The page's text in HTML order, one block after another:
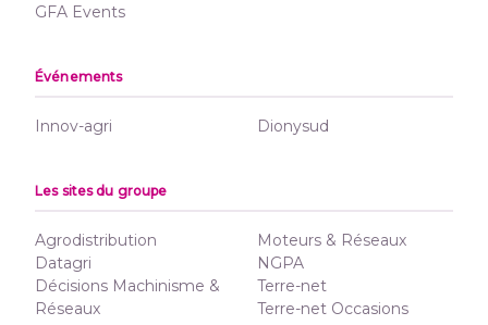
GFA Events
Événements
Innov-agri Dionysud
Les sites du groupe
Agrodistribution
Datagri
Décisions Machinisme &
Réseaux
Moteurs & Réseaux
NGPA
Terre-net
Terre-net Occasions